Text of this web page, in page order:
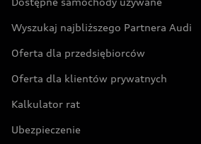
Wyszukaj najbliższego Partnera Audi
Oferta dla przedsiębiorców
Oferta dla klientów prywatnych
Kalkulator rat
Ubezpieczenie